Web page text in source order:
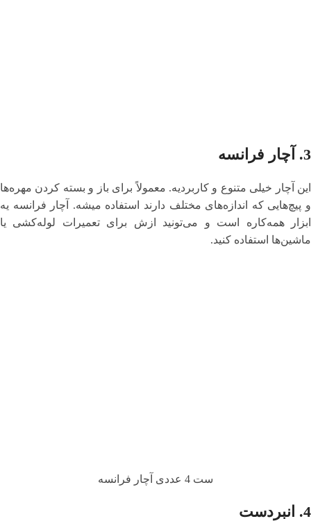
3. آچار فرانسه
این آچار خیلی متنوع و کاربردیه. معمولاً برای باز و بسته کردن مهره‌ها
و پیچ‌هایی که اندازه‌های مختلف دارند استفاده میشه. آچار فرانسه یه
ابزار همه‌کاره است و می‌تونید ازش برای تعمیرات لوله‌کشی یا
ماشین‌ها استفاده کنید.
ست 4 عددی آچار فرانسه
4. انبردست